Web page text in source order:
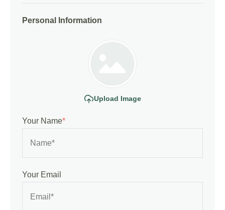
Personal Information
Upload Image
Your Name*
Your Email